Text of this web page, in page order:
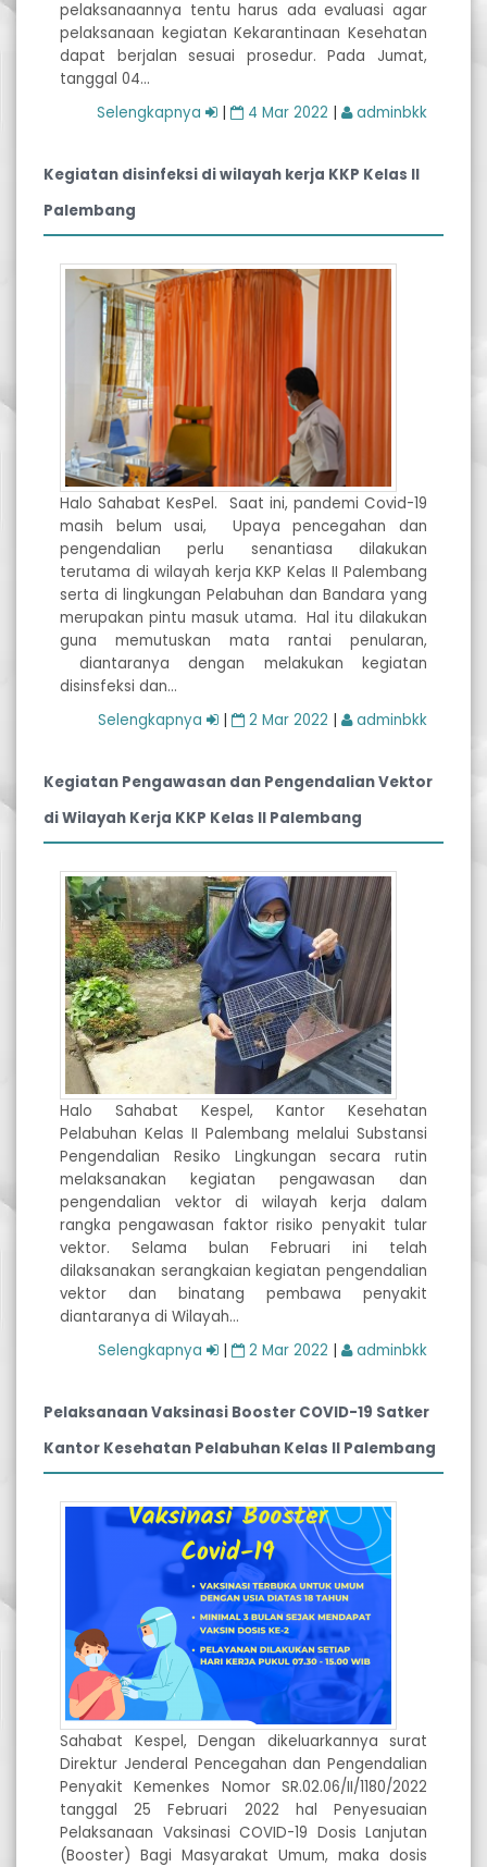
pelaksanaannya tentu harus ada evaluasi agar
pelaksanaan kegiatan Kekarantinaan Kesehatan
dapat berjalan sesuai prosedur. Pada Jumat,
tanggal 04…
Selengkapnya
| 4 Mar 2022 | adminbkk
Kegiatan disinfeksi di wilayah kerja KKP Kelas II
Palembang
Halo Sahabat KesPel. Saat ini, pandemi Covid-19
masih belum usai, Upaya pencegahan dan
pengendalian perlu senantiasa dilakukan
terutama di wilayah kerja KKP Kelas II Palembang
serta di lingkungan Pelabuhan dan Bandara yang
merupakan pintu masuk utama. Hal itu dilakukan
guna memutuskan mata rantai penularan,
diantaranya dengan melakukan kegiatan
disinsfeksi dan…
Selengkapnya
| 2 Mar 2022 | adminbkk
Kegiatan Pengawasan dan Pengendalian Vektor
di Wilayah Kerja KKP Kelas II Palembang
Halo Sahabat Kespel, Kantor Kesehatan
Pelabuhan Kelas II Palembang melalui Substansi
Pengendalian Resiko Lingkungan secara rutin
melaksanakan kegiatan pengawasan dan
pengendalian vektor di wilayah kerja dalam
rangka pengawasan faktor risiko penyakit tular
vektor. Selama bulan Februari ini telah
dilaksanakan serangkaian kegiatan pengendalian
vektor dan binatang pembawa penyakit
diantaranya di Wilayah…
Selengkapnya
| 2 Mar 2022 | adminbkk
Pelaksanaan Vaksinasi Booster COVID-19 Satker
Kantor Kesehatan Pelabuhan Kelas II Palembang
Sahabat Kespel, Dengan dikeluarkannya surat
Direktur Jenderal Pencegahan dan Pengendalian
Penyakit Kemenkes Nomor SR.02.06/II/1180/2022
tanggal 25 Februari 2022 hal Penyesuaian
Pelaksanaan Vaksinasi COVID-19 Dosis Lanjutan
(Booster) Bagi Masyarakat Umum, maka dosis